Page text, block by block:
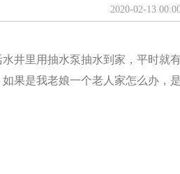
2020-02-13
井里用抽水泵抽水到家，平时就
果是我老娘一个老人家怎么办，